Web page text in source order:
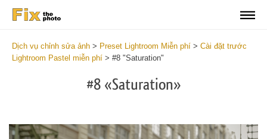
Dịch vụ chỉnh sửa ảnh > Preset Lightroom Miễn phí > Cài đặt trước
Lightroom Pastel miễn phí > #8 "Saturation"
#8 «Saturation»